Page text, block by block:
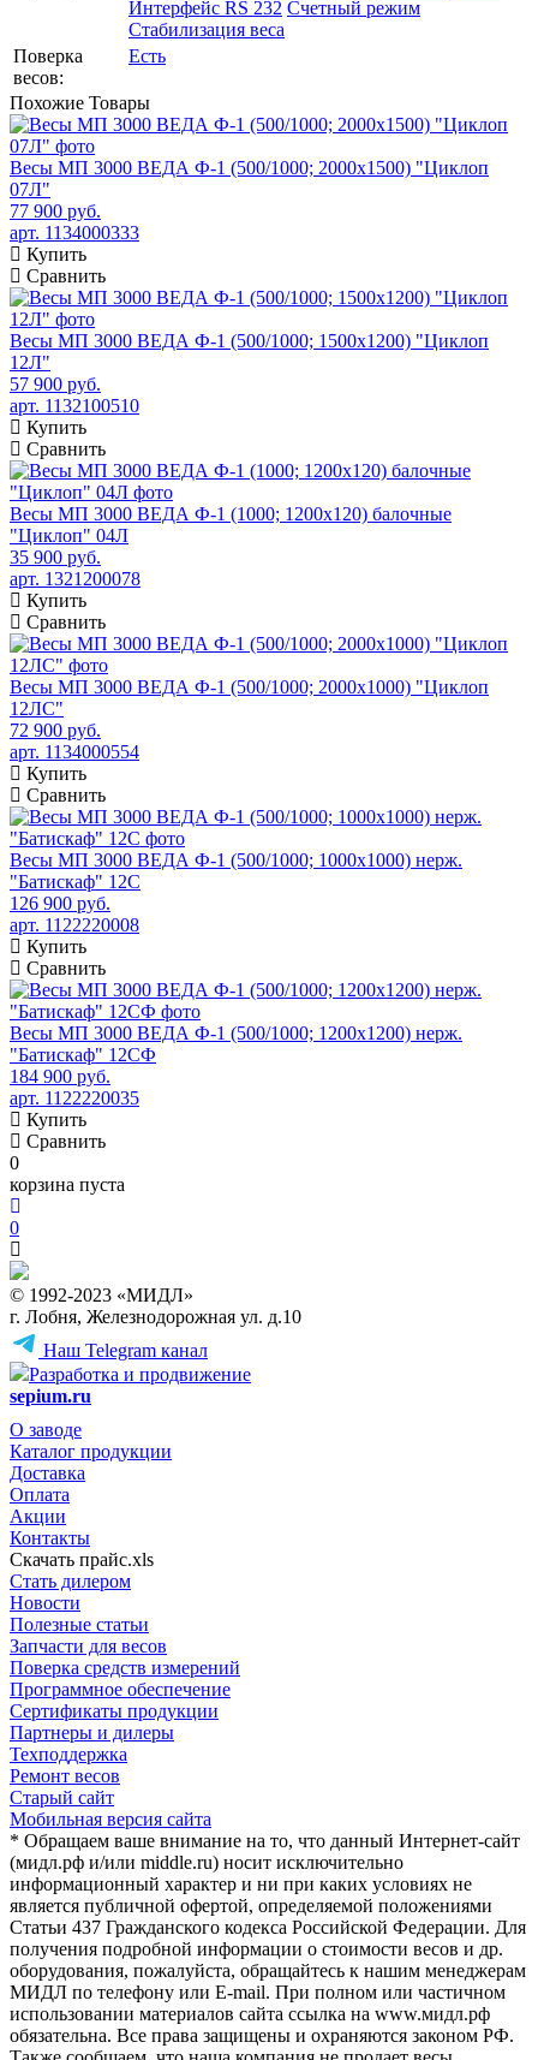
Интерфейс RS 232 Счетный режим
Стабилизация веса
Поверка
весов:
Есть
Похожие Товары
Весы МП 3000 ВЕДА Ф-1 (500/1000; 2000х1500) "Циклоп
07Л"
77 900 руб.
арт. 1134000333
Купить
Сравнить
Весы МП 3000 ВЕДА Ф-1 (500/1000; 1500х1200) "Циклоп
12Л"
57 900 руб.
арт. 1132100510
Купить
Сравнить
Весы МП 3000 ВЕДА Ф-1 (1000; 1200х120) балочные
"Циклоп" 04Л
35 900 руб.
арт. 1321200078
Купить
Сравнить
Весы МП 3000 ВЕДА Ф-1 (500/1000; 2000х1000) "Циклоп
12ЛС"
72 900 руб.
арт. 1134000554
Купить
Сравнить
Весы МП 3000 ВЕДА Ф-1 (500/1000; 1000х1000) нерж.
"Батискаф" 12С
126 900 руб.
арт. 1122220008
Купить
Сравнить
Весы МП 3000 ВЕДА Ф-1 (500/1000; 1200х1200) нерж.
"Батискаф" 12СФ
184 900 руб.
арт. 1122220035
Купить
Сравнить
0
корзина пуста
0
© 1992-2023 «МИДЛ»
г. Лобня, Железнодорожная ул. д.10
Наш Telegram канал
Разработка и продвижение
sepium.ru
О заводе
Каталог продукции
Доставка
Оплата
Акции
Контакты
Скачать прайс.xls
Стать дилером
Новости
Полезные статьи
Запчасти для весов
Поверка средств измерений
Программное обеспечение
Сертификаты продукции
Партнеры и дилеры
Техподдержка
Ремонт весов
Старый сайт
Мобильная версия сайта
* Обращаем ваше внимание на то, что данный Интернет-сайт
(мидл.рф и/или middle.ru) носит исключительно
информационный характер и ни при каких условиях не
является публичной офертой, определяемой положениями
Статьи 437 Гражданского кодекса Российской Федерации. Для
получения подробной информации о стоимости весов и др.
оборудования, пожалуйста, обращайтесь к нашим менеджерам
МИДЛ по телефону или E-mail. При полном или частичном
использовании материалов сайта ссылка на www.мидл.рф
обязательна. Все права защищены и охраняются законом РФ.